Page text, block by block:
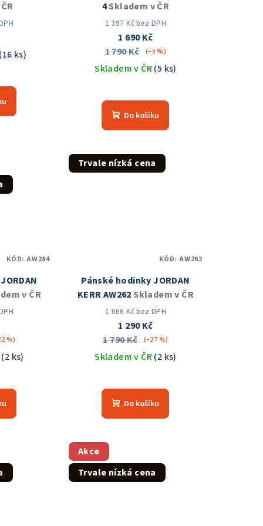
(16 ks)
4Skladem v ČR
1 397 Kč bez DPH
1 690 Kč
1 790 Kč (–5 %)
Skladem v ČR(5 ks)
hodnocení
produktu
je
z
5
Do košíku
v ČR
%)
(2 ks)
KÓD: AW284
Trvale nízká cena
Pánské hodinky JORDAN
KERR AW262 Skladem v ČR
1 066 Kč bez DPH
1 290 Kč
1 790 Kč
(–27 %)
Skladem v ČR(2 ks)
hodnocení
produktu
je
5
hvězdiček.
Do košíku
KÓD: AW262
Akce
Trvale nízká cena